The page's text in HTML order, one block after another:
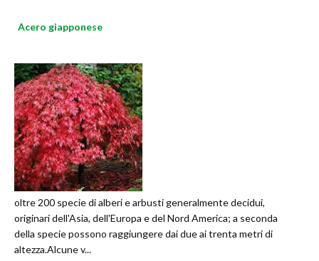
Acero giapponese
oltre 200 specie di alberi e arbusti generalmente decidui,
originari dell'Asia, dell'Europa e del Nord America; a seconda
della specie possono raggiungere dai due ai trenta metri di
altezza.Alcune v...